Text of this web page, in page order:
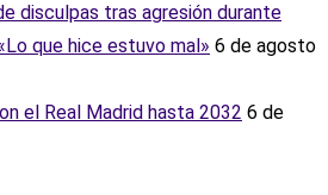
disculpas tras agresión durante
que hice estuvo mal» 6 de agosto
el Real Madrid hasta 2032 6 de